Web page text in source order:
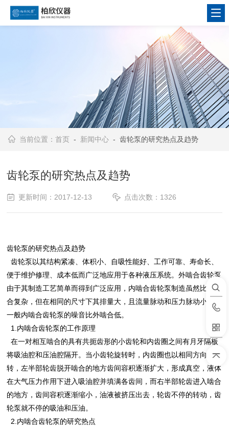
当前位置：首页 - 新闻中心 - 齿轮泵的研究热点及趋势
齿轮泵的研究热点及趋势
更新时间：2017-12-13 点击次数：1326
齿轮泵的研究热点及趋势
齿轮泵以其结构紧凑、体积小、自吸性能好、工作可靠、寿命长、
便于维护修理、成本低而广泛地应用于各种液压系统。外啮合齿轮泵
由于其制造工艺简单而得到广泛应用，内啮合齿轮泵制造虽然比外啮
合复杂，但在相同的尺寸下其排量大，且流量脉动和压力脉动小。而
一般内啮合齿轮泵的噪音比外啮合低。
1.内啮合齿轮泵的工作原理
在一对相互啮合的具有共扼齿形的小齿轮和内齿圈之间有月牙隔板
将吸油腔和压油腔隔开。当小齿轮旋转时，内齿圈也以相同方向旋
转，左半部轮齿脱开啮合的地方齿间容积逐渐扩大，形成真空，液体
在大气压力作用下进入吸油腔并填满各齿间，而右半部轮齿进入啮合
的地方，齿间容积逐渐缩小，油液被挤压出去，轮齿不停的转动，齿
轮泵就不停的吸油和压油。
2.内啮合齿轮泵的研究热点